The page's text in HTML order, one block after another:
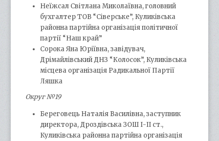
Неїжсал Світлана Миколаївна, головний
бухгалтер ТОВ “Сіверське”, Куликівська
районна партійна організація політичної
партії “Наш край”
Сорока Яна Юріївна, завідувач,
Дрімайлівський ДНЗ “Колосок”, Куликівська
місцева організація Радикальної Партії
Ляшка
Округ №19
Береговець Наталія Василівна, заступник
директора, Дроздівська ЗОШ І-ІІ ст.,
Куликівська районна партійна організація